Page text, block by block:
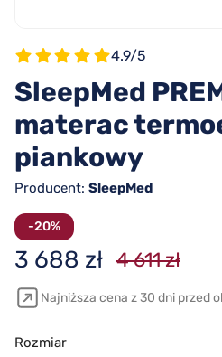
4.9/5
SleepMed
materac
piankowy
Producent: SleepMed
-20%
3 688 zł 4 611 zł
Najniższa cena z 30 dni przed
Rozmiar